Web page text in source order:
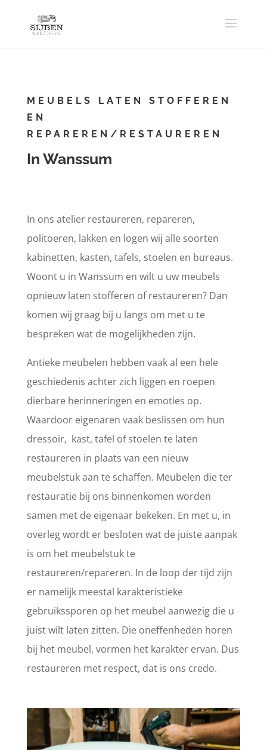
MEUBELS LATEN STOFFEREN
EN
REPAREREN/RESTAUREREN
In Wanssum
In ons atelier restaureren, repareren,
politoeren, lakken en logen wij alle soorten
kabinetten, kasten, tafels, stoelen en bureaus.
Woont u in Wanssum en wilt u uw meubels
opnieuw laten stofferen of restaureren? Dan
komen wij graag bij u langs om met u te
bespreken wat de mogelijkheden zijn.
Antieke meubelen hebben vaak al een hele
geschiedenis achter zich liggen en roepen
dierbare herinneringen en emoties op.
Waardoor eigenaren vaak beslissen om hun
dressoir, kast, tafel of stoelen te laten
restaureren in plaats van een nieuw
meubelstuk aan te schaffen. Meubelen die ter
restauratie bij ons binnenkomen worden
samen met de eigenaar bekeken. En met u, in
overleg wordt er besloten wat de juiste aanpak
is om het meubelstuk te
restaureren/repareren. In de loop der tijd zijn
er namelijk meestal karakteristieke
gebruikssporen op het meubel aanwezig die u
juist wilt laten zitten. Die oneffenheden horen
bij het meubel, vormen het karakter ervan. Dus
restaureren met respect, dat is ons credo.